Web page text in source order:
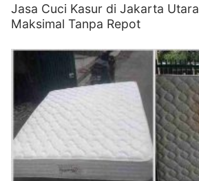
Jasa Cuci Kasur di Jakarta
Maksimal Tanpa Repot